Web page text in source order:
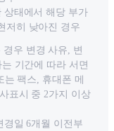
태에서 해당 부가
저히 낮아진 경우
우 변경 사유, 변
기간에 따라 서면
팩스, 휴대폰 메
표시 중 2가지 이상
경일 6개월 이전부